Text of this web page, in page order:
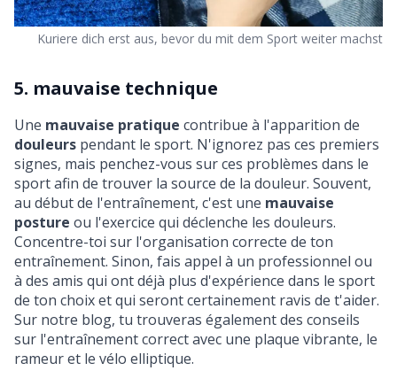
Kuriere dich erst aus, bevor du mit dem Sport weiter machst
5. mauvaise technique
Une mauvaise pratique contribue à l'apparition de
douleurs pendant le sport. N'ignorez pas ces premiers
signes, mais penchez-vous sur ces problèmes dans le
sport afin de trouver la source de la douleur. Souvent,
au début de l'entraînement, c'est une mauvaise
posture ou l'exercice qui déclenche les douleurs.
Concentre-toi sur l'organisation correcte de ton
entraînement. Sinon, fais appel à un professionnel ou
à des amis qui ont déjà plus d'expérience dans le sport
de ton choix et qui seront certainement ravis de t'aider.
Sur notre blog, tu trouveras également des conseils
sur l'entraînement correct avec une plaque vibrante, le
rameuret le vélo elliptique.